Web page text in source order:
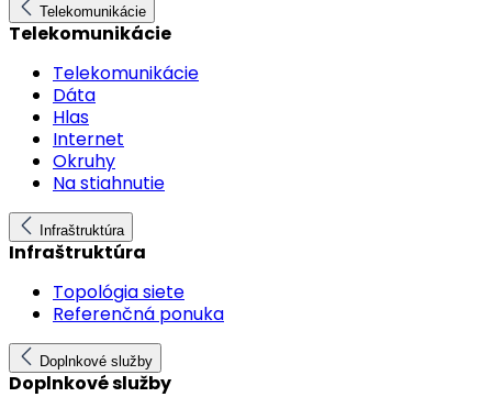
Telekomunikácie
Telekomunikácie
Telekomunikácie
Dáta
Hlas
Internet
Okruhy
Na stiahnutie
Infraštruktúra
Infraštruktúra
Topológia siete
Referenčná ponuka
Doplnkové služby
Doplnkové služby